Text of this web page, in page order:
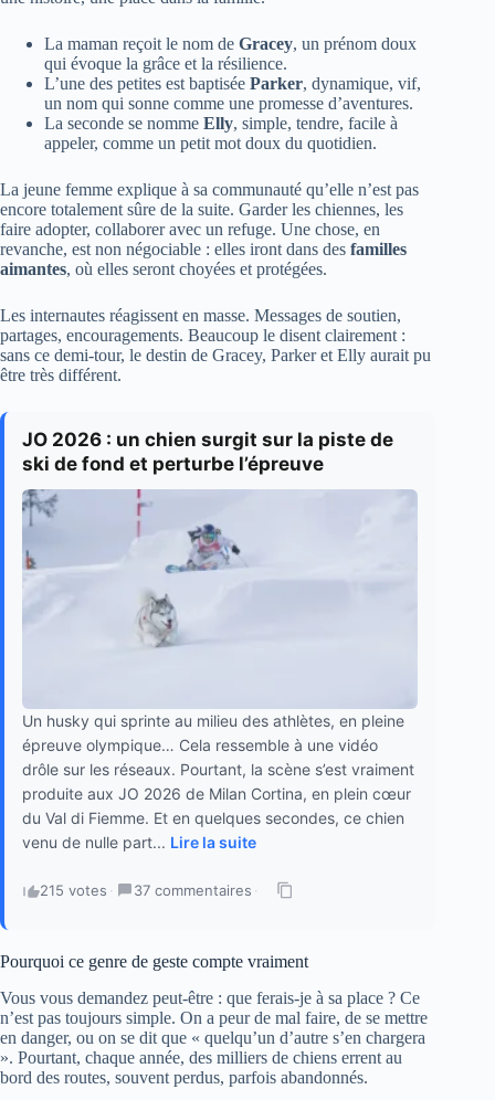
La maman reçoit le nom de Gracey, un prénom doux
qui évoque la grâce et la résilience.
L’une des petites est baptisée Parker, dynamique, vif,
un nom qui sonne comme une promesse d’aventures.
La seconde se nomme Elly, simple, tendre, facile à
appeler, comme un petit mot doux du quotidien.
La jeune femme explique à sa communauté qu’elle n’est pas
encore totalement sûre de la suite. Garder les chiennes, les
faire adopter, collaborer avec un refuge. Une chose, en
revanche, est non négociable : elles iront dans des familles
aimantes, où elles seront choyées et protégées.
Les internautes réagissent en masse. Messages de soutien,
partages, encouragements. Beaucoup le disent clairement :
sans ce demi-tour, le destin de Gracey, Parker et Elly aurait pu
être très différent.
JO 2026 : un chien surgit sur la piste de
ski de fond et perturbe l’épreuve
Un husky qui sprinte au milieu des athlètes, en pleine
épreuve olympique… Cela ressemble à une vidéo
drôle sur les réseaux. Pourtant, la scène s’est vraiment
produite aux JO 2026 de Milan Cortina, en plein cœur
du Val di Fiemme. Et en quelques secondes, ce chien
venu de nulle part... Lire la suite
215 votes · 37 commentaires ·
Pourquoi ce genre de geste compte vraiment
Vous vous demandez peut-être : que ferais-je à sa place ? Ce
n’est pas toujours simple. On a peur de mal faire, de se mettre
en danger, ou on se dit que « quelqu’un d’autre s’en chargera
». Pourtant, chaque année, des milliers de chiens errent au
bord des routes, souvent perdus, parfois abandonnés.